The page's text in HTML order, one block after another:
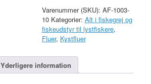
antal
Varenummer (SKU): AF-1003-
10 Kategorier: Alt i fiskegrej og
fiskeudstyr til lystfiskere,
Fluer, Kystfluer
Yderligere information